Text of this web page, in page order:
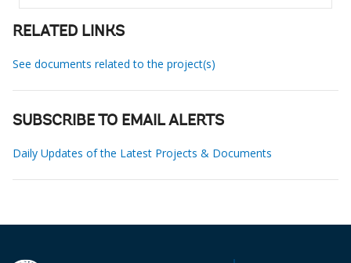
RELATED LINKS
See documents related to the project(s)
SUBSCRIBE TO EMAIL ALERTS
Daily Updates of the Latest Projects & Documents